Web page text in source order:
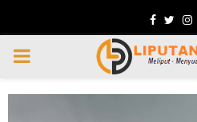
PRIMARY
MENU